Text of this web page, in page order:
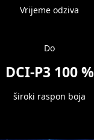
Vrijeme odziva
Do
DCI-P3 100 %
široki raspon boja